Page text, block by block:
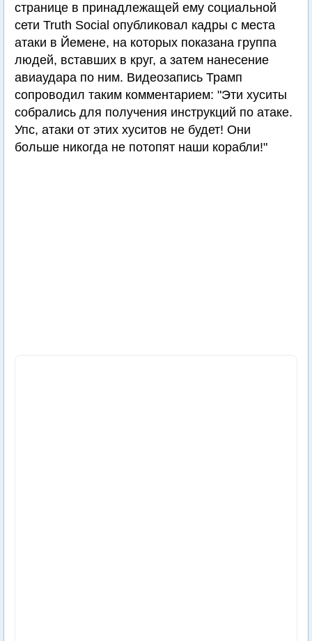
странице в принадлежащей ему социальной
сети Truth Social опубликовал кадры с места
атаки в Йемене, на которых показана группа
людей, вставших в круг, а затем нанесение
авиаудара по ним. Видеозапись Трамп
сопроводил таким комментарием: "Эти хуситы
собрались для получения инструкций по атаке.
Упс, атаки от этих хуситов не будет! Они
больше никогда не потопят наши корабли!"